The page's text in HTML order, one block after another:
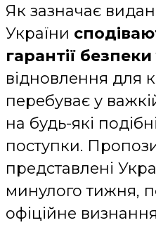
Як зазначає
України
гарантії безпеки
відновлення для
перебуває у
на будь-які
поступки.
представлені
минулого тижня,
офіційне